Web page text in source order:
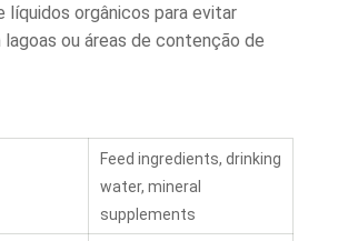
orgânicos para evitar
ou áreas de contenção de
Feed ingredients, drinking
water, mineral
supplements